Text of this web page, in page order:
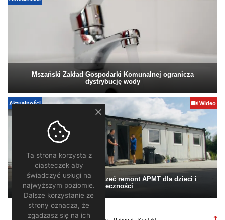
Mszański Zakład Gospodarki Komunalnej ogranicza
dystrybucję wody
Aktualności Wideo
Pomagamy. Warto wesprzeć remont APMT dla dzieci i
społeczności
Ta strona korzysta z
ciasteczek aby
świadczyć usługi na
najwyższym poziomie.
Dalsze korzystanie ze
strony oznacza, że
zgadzasz się na ich